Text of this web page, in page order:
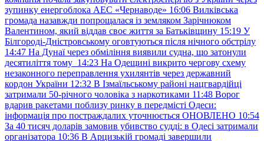
зупинку енергоблока АЕС «Чернаводе» 16:06 Вилківська
громада назавжди попрощалася із земляком Зарічнюком
Валентином, який віддав своє життя за Батьківщину 15:19 У
Білгороді-Дністровському оговтуються після нічного обстрілу
14:47 На Дунаї через обміління виявили судна, що затонули
десятиліття тому 14:23 На Одещині викрито чергову схему
незаконного переправлення ухилянтів через державний
кордон України 12:32 В Ізмаїльському районі нацгвардійці
затримали 50-річного чоловіка з наркотиками 11:48 Ворог
вдарив ракетами поблизу ринку в передмісті Одеси:
інформація про постраждалих уточнюється ОНОВЛЕНО 10:54
За 40 тисяч доларів замовив убивство судді: в Одесі затримали
організатора 10:36 В Арцизькій громаді завершили